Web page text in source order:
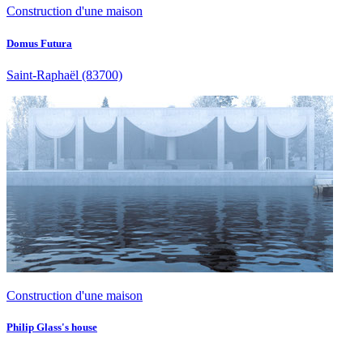
Construction d'une maison
Domus Futura
Saint-Raphaël (83700)
Construction d'une maison
Philip Glass's house